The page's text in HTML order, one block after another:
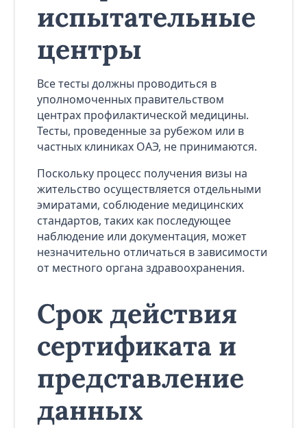
испытательные
центры
Все тесты должны проводиться в
уполномоченных правительством
центрах профилактической медицины.
Тесты, проведенные за рубежом или в
частных клиниках ОАЭ, не принимаются.
Поскольку процесс получения визы на
жительство осуществляется отдельными
эмиратами, соблюдение медицинских
стандартов, таких как последующее
наблюдение или документация, может
незначительно отличаться в зависимости
от местного органа здравоохранения.
Срок действия
сертификата и
представление
данных